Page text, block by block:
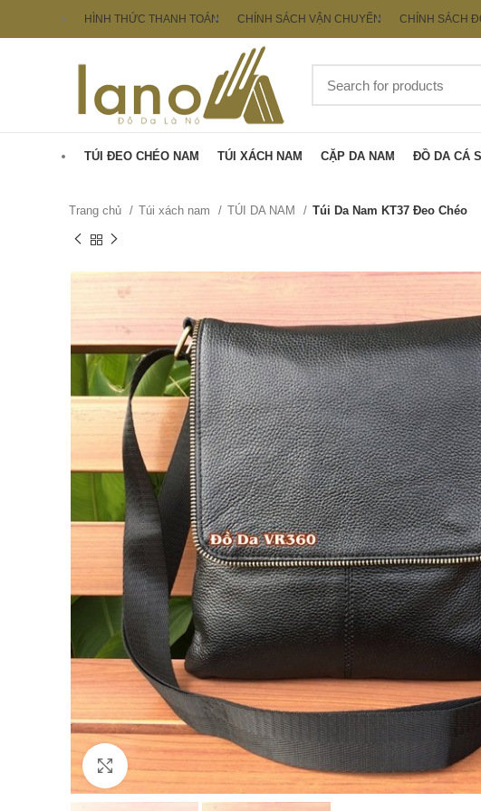
HÌNH THỨC THANH TOÁN CHÍNH SÁCH VẬN CHUYỂN CHÍNH SÁCH
TÚI ĐEO CHÉO NAM TÚI XÁCH NAM CẶP DA NAM ĐỒ DA CÁ
Trang chủ Túi xách nam TÚI DA NAM Túi Da Nam KT37 Đeo Chéo
Click to enlarge